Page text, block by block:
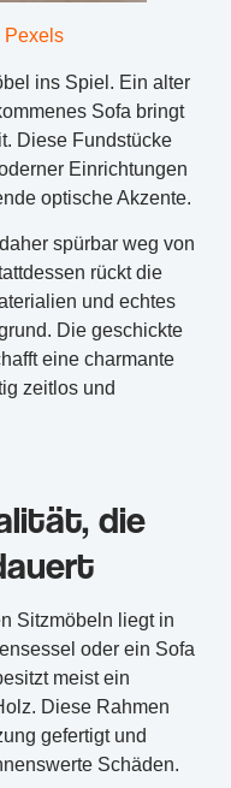
Pexels
ins Spiel. Ein alter
Sofa bringt
Diese Fundstücke
Einrichtungen
optische Akzente.
spürbar weg von
rückt die
und echtes
Die geschickte
eine charmante
zeitlos und
die
Sitzmöbeln liegt in
oder ein Sofa
meist ein
Diese Rahmen
gefertigt und
Schäden.